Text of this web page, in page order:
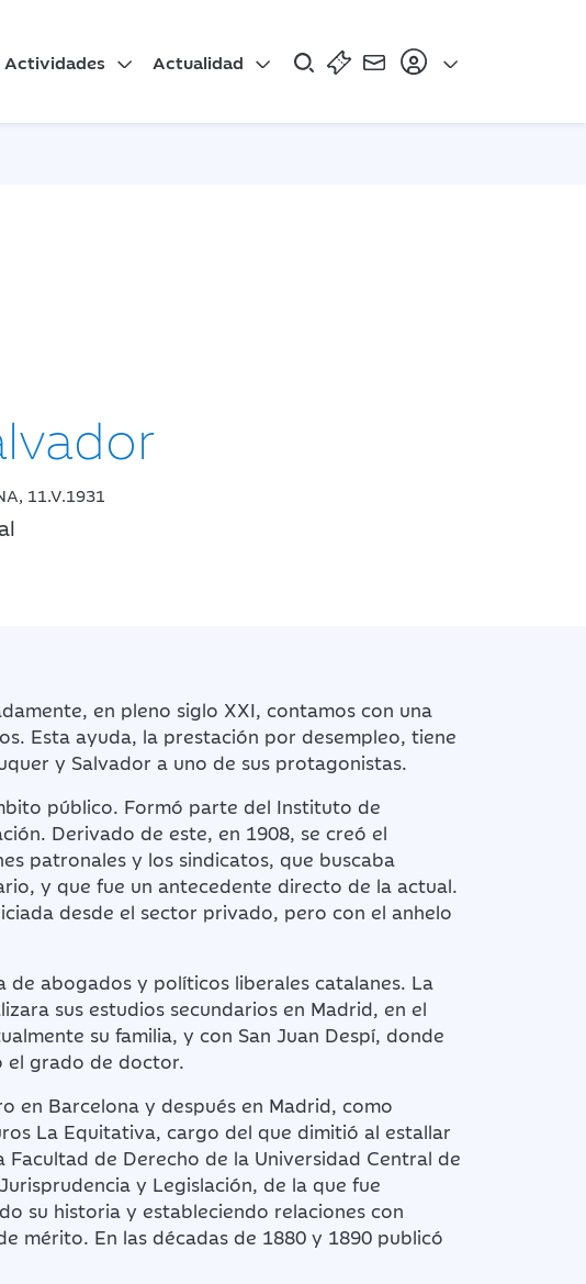
Actividades Actualidad
11.V.1931
en pleno siglo XXI, contamos con una
Esta ayuda, la prestación por desempleo, tiene
y Salvador a uno de sus protagonistas.
público. Formó parte del Instituto de
Derivado de este, en 1908, se creó el
patronales y los sindicatos, que buscaba
y que fue un antecedente directo de la actual.
desde el sector privado, pero con el anhelo
de abogados y políticos liberales catalanes. La
sus estudios secundarios en Madrid, en el
su familia, y con San Juan Despí, donde
el grado de doctor.
en Barcelona y después en Madrid, como
La Equitativa, cargo del que dimitió al estallar
de Derecho de la Universidad Central de
y Legislación, de la que fue
su historia y estableciendo relaciones con
mérito. En las décadas de 1880 y 1890 publicó